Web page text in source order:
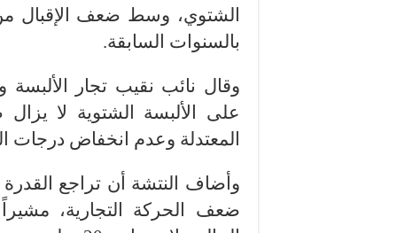
الشتوي، وسط ضعف الإقبال
بالسنوات السابقة.
وقال نائب نقيب تجار الألبسة
على الألبسة الشتوية لا
المعتدلة وعدم انخفاض درجات
وأضاف النتشة أن تراجع
ضعف الحركة التجارية،